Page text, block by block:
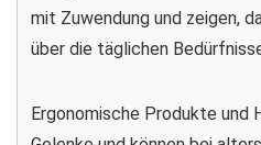
mit Zuwendung und zeigen,
über die täglichen
Ergonomische Produkte